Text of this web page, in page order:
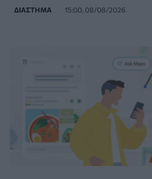
ΔΙΆΣΤΗΜΑ 15:00, 08/08/2026